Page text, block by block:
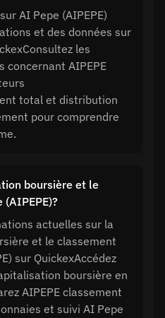
AI Pepe (AIPEPE)
et des données sur
les
concernant AIPEPE
total et distribution
pour comprendre
boursière et le
actuelles sur la
et le classement
sur QuickexAccédez
boursière en
AIPEPE classement
et suivi AI Pepe